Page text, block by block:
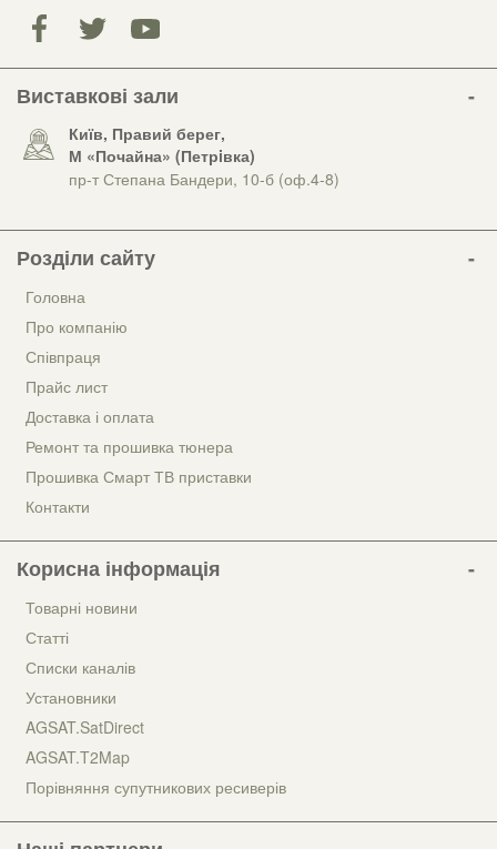
Виставкові зали
Київ, Правий берег,
М «Почайна» (Петрiвка)
пр-т Степана Бандери, 10-б (оф.4-8)
Розділи сайту
Головна
Про компанію
Співпраця
Прайс лист
Доставка і оплата
Ремонт та прошивка тюнера
Прошивка Смарт ТВ приставки
Контакти
Корисна інформація
Товарні новини
Статті
Списки каналів
Установники
AGSAT.SatDirect
AGSAT.T2Map
Порівняння супутникових ресиверів